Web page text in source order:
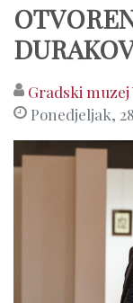
Gradski
Ponedjeljak,